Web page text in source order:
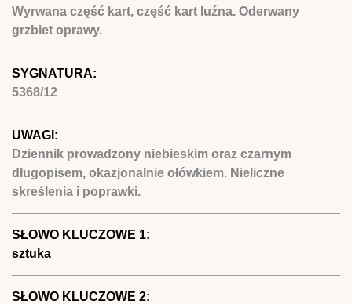
Wyrwana część kart, część kart luźna. Oderwany
grzbiet oprawy.
SYGNATURA:
5368/12
UWAGI:
Dziennik prowadzony niebieskim oraz czarnym
długopisem, okazjonalnie ołówkiem. Nieliczne
skreślenia i poprawki.
SŁOWO KLUCZOWE 1:
sztuka
SŁOWO KLUCZOWE 2: